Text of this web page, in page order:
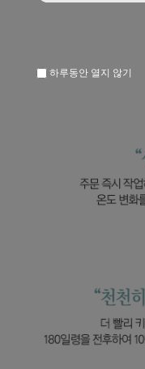
하루동안 열지 않기